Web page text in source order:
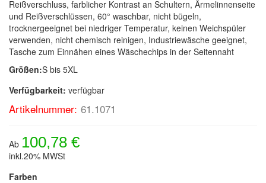
Reißverschluss, farblicher Kontrast an Schultern, Ärmelinnenseite
und Reißverschlüssen, 60° waschbar, nicht bügeln,
trocknergeeignet bei niedriger Temperatur, keinen Weichspüler
verwenden, nicht chemisch reinigen, Industriewäsche geeignet,
Tasche zum Einnähen eines Wäschechips in der Seitennaht
Größen:S bis 5XL
Verfügbarkeit: verfügbar
Artikelnummer: 61.1071
Ab 100,78 €
inkl.20% MWSt
Farben